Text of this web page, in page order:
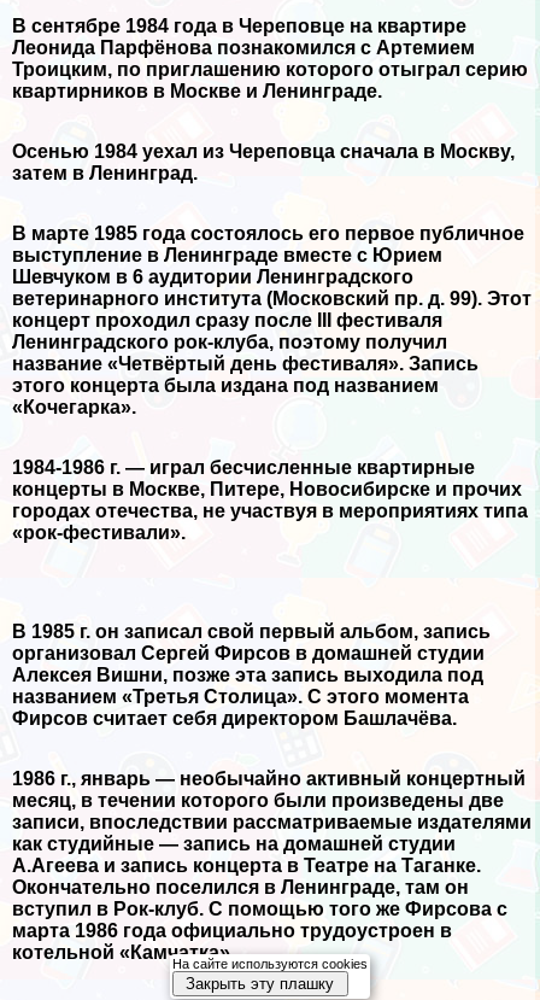
В сентябре 1984 года в Череповце на квартире
Леонида Парфёнова познакомился с Артемием
Троицким, по приглашению которого отыграл серию
квартирников в Москве и Ленинграде.
Осенью 1984 уехал из Череповца сначала в Москву,
затем в Ленинград.
В марте 1985 года состоялось его первое публичное
выступление в Ленинграде вместе с Юрием
Шевчуком в 6 аудитории Ленинградского
ветеринарного института (Московский пр. д. 99). Этот
концерт проходил сразу после III фестиваля
Ленинградского рок-клуба, поэтому получил
название «Четвёртый день фестиваля». Запись
этого концерта была издана под названием
«Кочегарка».
1984-1986 г. — играл бесчисленные квартирные
концерты в Москве, Питере, Новосибирске и прочих
городах отечества, не участвуя в мероприятиях типа
«рок-фестивали».
В 1985 г. он записал свой первый альбом, запись
организовал Сергeй Фирсов в домашней студии
Алексея Вишни, позже эта запись выходила под
названием «Третья Столица». С этого момента
Фирсов считает себя директором Башлачёва.
1986 г., январь — необычайно активный концертный
месяц, в течении которого были произведены две
записи, впоследствии рассматриваемые издателями
как студийные — запись на домашней студии
А.Агеева и запись концерта в Театре на Таганке.
Окончательно поселился в Ленинграде, там он
вступил в Рок-клуб. С помощью того же Фирсова с
марта 1986 года официально трудоустроен в
котельной «Камчатка».
На сайте используются cookies
Закрыть эту плашку